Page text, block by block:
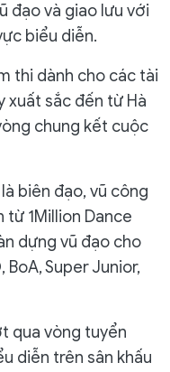
đạo và giao lưu với
biểu diễn.
thi dành cho các tài
xuất sắc đến từ Hà
chung kết cuộc
biên đạo, vũ công
từ 1Million Dance
dựng vũ đạo cho
BoA, Super Junior,
qua vòng tuyển
diễn trên sân khấu